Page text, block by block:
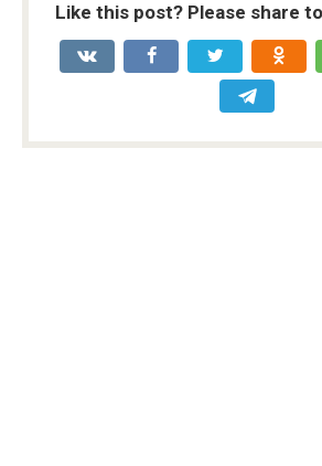
Like this post? Please share